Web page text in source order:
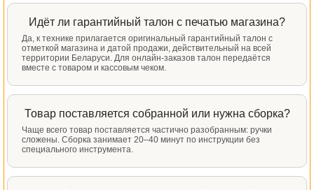
Идёт ли гарантийный талон с печатью магазина?
Да, к технике прилагается оригинальный гарантийный талон с
отметкой магазина и датой продажи, действительный на всей
территории Беларуси. Для онлайн-заказов талон передаётся
вместе с товаром и кассовым чеком.
Товар поставляется собранной или нужна сборка?
Чаще всего товар поставляется частично разобранным: ручки
сложены. Сборка занимает 20–40 минут по инструкции без
специального инструмента.